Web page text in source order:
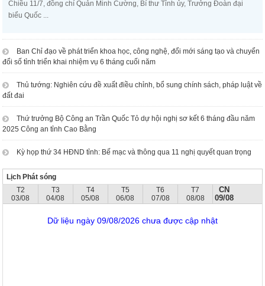
Chiều 11/7, đồng chí Quản Minh Cường, Bí thư Tỉnh ủy, Trưởng Đoàn đại
biểu Quốc ...
Ban Chỉ đạo về phát triển khoa học, công nghệ, đổi mới sáng tạo và chuyển
đổi số tỉnh triển khai nhiệm vụ 6 tháng cuối năm
Thủ tướng: Nghiên cứu đề xuất điều chỉnh, bổ sung chính sách, pháp luật về
đất đai
Thứ trưởng Bộ Công an Trần Quốc Tỏ dự hội nghị sơ kết 6 tháng đầu năm
2025 Công an tỉnh Cao Bằng
Kỳ họp thứ 34 HĐND tỉnh: Bế mạc và thông qua 11 nghị quyết quan trọng
Lịch Phát sóng
T2
03/08
T3
04/08
T4
05/08
T5
06/08
T6
07/08
T7
08/08
CN
09/08
Dữ liệu ngày 09/08/2026 chưa được cập nhật